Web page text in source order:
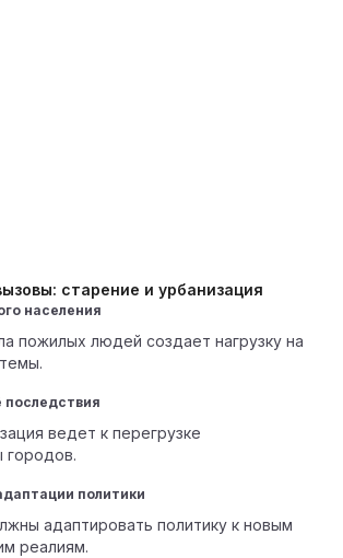
старение и урбанизация
населения
пожилых людей создает нагрузку на
последствия
ведет к перегрузке
городов.
политики
адаптировать политику к новым
реалиям.